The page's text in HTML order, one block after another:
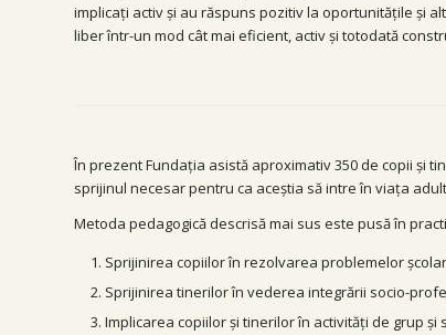
implicați activ și au răspuns pozitiv la oportunitățile și
liber într-un mod cât mai eficient, activ și totodată
În prezent Fundația asistă aproximativ 350 de copii și
sprijinul necesar pentru ca aceștia să intre în viața
Metoda pedagogică descrisă mai sus este pusă în
Sprijinirea copiilor în rezolvarea problemelor
Sprijinirea tinerilor în vederea integrării socio-
Implicarea copiilor și tinerilor în activități de grup